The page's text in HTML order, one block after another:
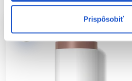
Prispôsobiť